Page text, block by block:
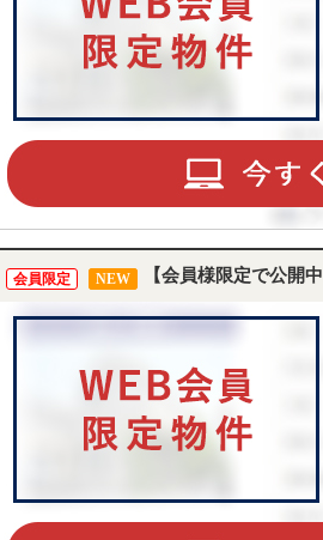
会員限定 NEW 【会員様限定で公開